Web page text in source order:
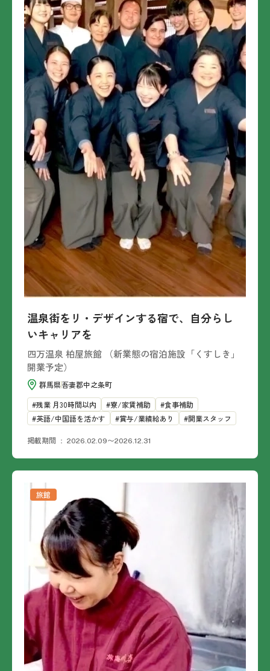
温泉街をリ・デザインする宿で、自分らし
いキャリアを
四万温泉 柏屋旅館 （新業態の宿泊施設「くすしき」
開業予定）
群馬県吾妻郡中之条町
残業 月30時間以内
寮/家賃補助
食事補助
英語/中国語を活かす
賞与/業績給あり 開業スタッフ
掲載期間 2026.02.09〜2026.12.31
旅館